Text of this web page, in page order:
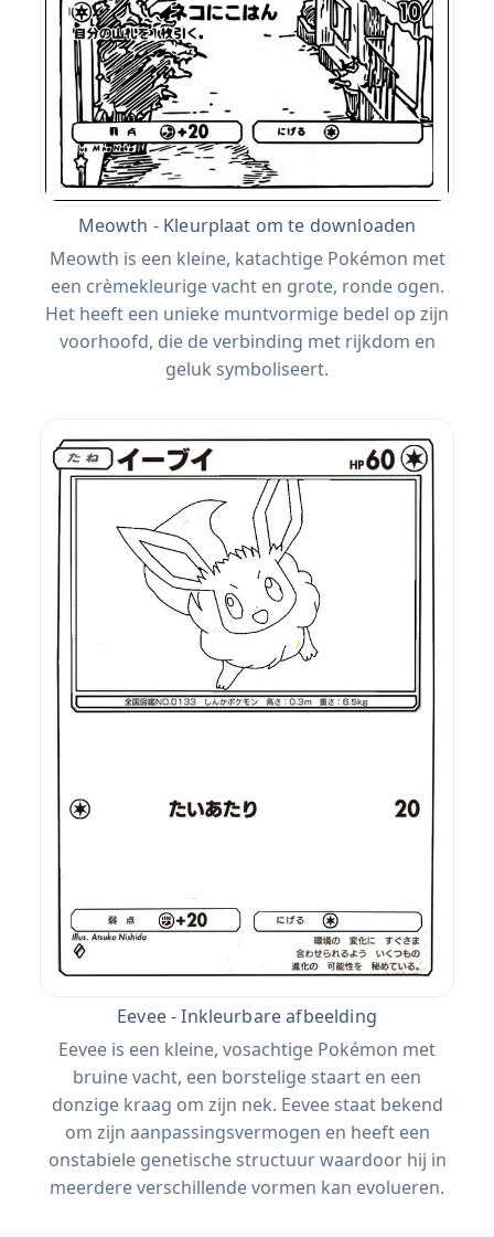
Meowth - Kleurplaat om te downloaden
Meowth is een kleine, katachtige Pokémon met
een crèmekleurige vacht en grote, ronde ogen.
Het heeft een unieke muntvormige bedel op zijn
voorhoofd, die de verbinding met rijkdom en
geluk symboliseert.
Eevee - Inkleurbare afbeelding
Eevee is een kleine, vosachtige Pokémon met
bruine vacht, een borstelige staart en een
donzige kraag om zijn nek. Eevee staat bekend
om zijn aanpassingsvermogen en heeft een
onstabiele genetische structuur waardoor hij in
meerdere verschillende vormen kan evolueren.